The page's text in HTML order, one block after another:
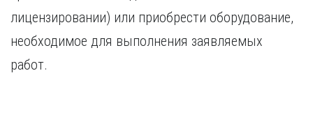
лицензировании) или приобрести оборудование,
необходимое для выполнения заявляемых
работ.